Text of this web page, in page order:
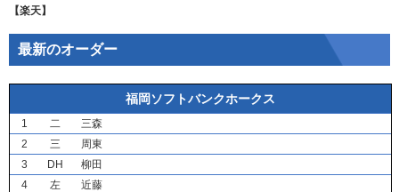
【楽天】
最新のオーダー
福岡ソフトバンクホークス
1 二
三森
2
三
周東
3
DH
柳田
4
左
近藤